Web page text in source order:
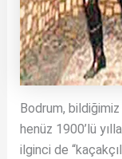
Bodrum,
henüz 1900’lü
ilginci de